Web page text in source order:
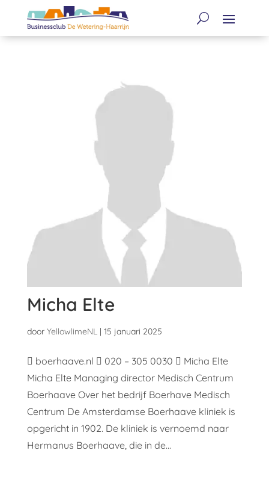
Micha Elte
door YellowlimeNL| 15 januari 2025
 boerhaave.nl  020 – 305 0030  Micha Elte
Micha Elte Managing director Medisch Centrum
Boerhaave Over het bedrijf Boerhave Medisch
Centrum De Amsterdamse Boerhaave kliniek is
opgericht in 1902. De kliniek is vernoemd naar
Hermanus Boerhaave, die in de...